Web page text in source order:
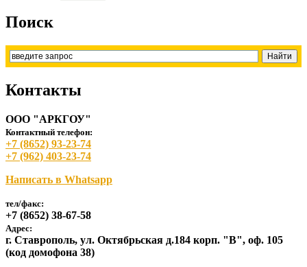
Поиск
Контакты
ООО "АРКГОУ"
Контактный телефон:
+7 (8652) 93-23-74
+7 (962) 403-23-74
Написать в Whatsapp
тел/факс:
+7 (8652) 38-67-58
Адрес:
г. Ставрополь, ул. Октябрьская д.184 корп. "В", оф. 105
(код домофона 38)